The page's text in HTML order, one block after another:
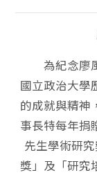
為紀念廖風
國立政治大學
的成就與精神
事長特每年捐
先生學術研
獎」及「研究